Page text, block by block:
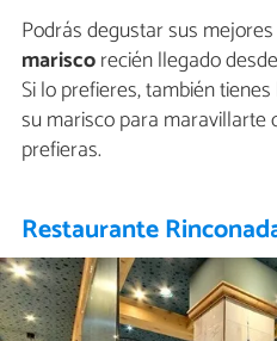
Podrás degustar sus mejores
mariscorecién llegado
Si lo prefieres, también
su marisco para maravillarte
prefieras.
Restaurante